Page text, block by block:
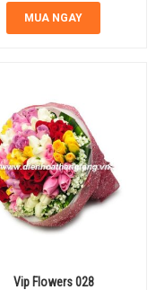
MUA NGAY
Vip Flowers 028